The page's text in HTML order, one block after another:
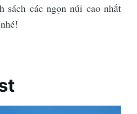
sách các ngọn núi cao nhất